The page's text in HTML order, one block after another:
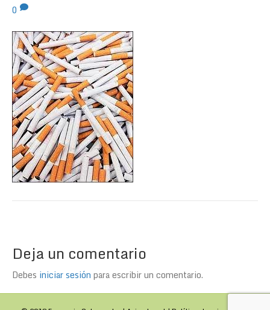
0
Deja un comentario
Debes iniciar sesión para escribir un comentario.